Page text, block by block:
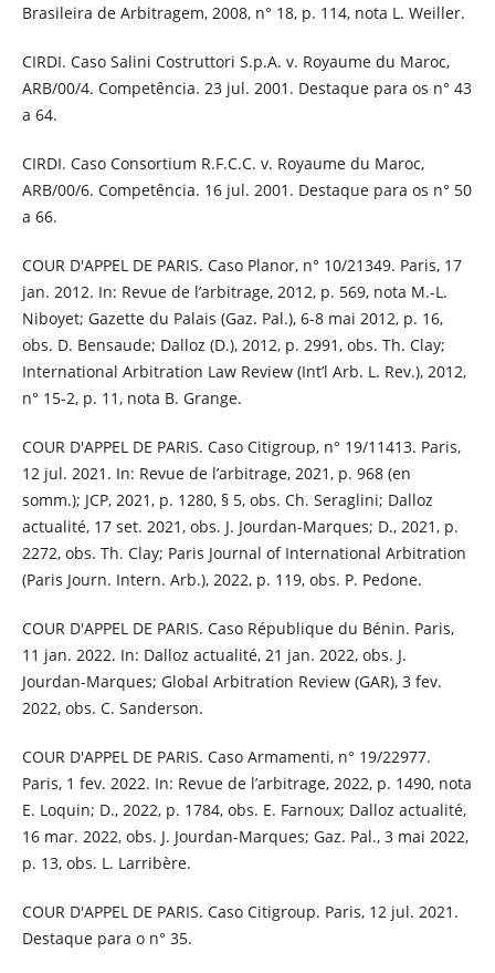
Brasileira de Arbitragem, 2008, n° 18, p. 114, nota L. Weiller.
CIRDI. Caso Salini Costruttori S.p.A. v. Royaume du Maroc,
ARB/00/4. Competência. 23 jul. 2001. Destaque para os n° 43
a 64.
CIRDI. Caso Consortium R.F.C.C. v. Royaume du Maroc,
ARB/00/6. Competência. 16 jul. 2001. Destaque para os n° 50
a 66.
COUR D'APPEL DE PARIS. Caso Planor, n° 10/21349. Paris, 17
jan. 2012. In: Revue de l’arbitrage, 2012, p. 569, nota M.-L.
Niboyet; Gazette du Palais (Gaz. Pal.), 6-8 mai 2012, p. 16,
obs. D. Bensaude; Dalloz (D.), 2012, p. 2991, obs. Th. Clay;
International Arbitration Law Review (Int’l Arb. L. Rev.), 2012,
n° 15-2, p. 11, nota B. Grange.
COUR D'APPEL DE PARIS. Caso Citigroup, n° 19/11413. Paris,
12 jul. 2021. In: Revue de l’arbitrage, 2021, p. 968 (en
somm.); JCP, 2021, p. 1280, § 5, obs. Ch. Seraglini; Dalloz
actualité, 17 set. 2021, obs. J. Jourdan-Marques; D., 2021, p.
2272, obs. Th. Clay; Paris Journal of International Arbitration
(Paris Journ. Intern. Arb.), 2022, p. 119, obs. P. Pedone.
COUR D'APPEL DE PARIS. Caso République du Bénin. Paris,
11 jan. 2022. In: Dalloz actualité, 21 jan. 2022, obs. J.
Jourdan-Marques; Global Arbitration Review (GAR), 3 fev.
2022, obs. C. Sanderson.
COUR D'APPEL DE PARIS. Caso Armamenti, n° 19/22977.
Paris, 1 fev. 2022. In: Revue de l’arbitrage, 2022, p. 1490, nota
E. Loquin; D., 2022, p. 1784, obs. E. Farnoux; Dalloz actualité,
16 mar. 2022, obs. J. Jourdan-Marques; Gaz. Pal., 3 mai 2022,
p. 13, obs. L. Larribère.
COUR D'APPEL DE PARIS. Caso Citigroup. Paris, 12 jul. 2021.
Destaque para o n° 35.